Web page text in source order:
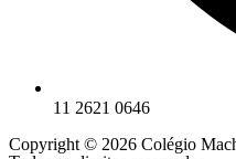
11 2621 0646
Copyright © 2026 Colégio